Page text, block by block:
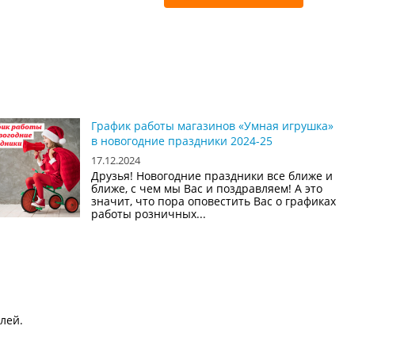
График работы магазинов «Умная игрушка»
в новогодние праздники 2024-25
17.12.2024
Друзья! Новогодние праздники все ближе и
ближе, с чем мы Вас и поздравляем! А это
значит, что пора оповестить Вас о графиках
работы розничных...